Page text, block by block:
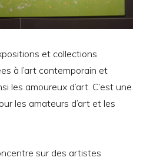
et collections
à l’art contemporain et
les amoureux d’art. C’est une
les amateurs d’art et les
sur des artistes